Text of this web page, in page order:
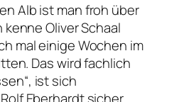
Alb ist man froh über
kenne Oliver Schaal
mal einige Wochen im
Das wird fachlich
ist sich